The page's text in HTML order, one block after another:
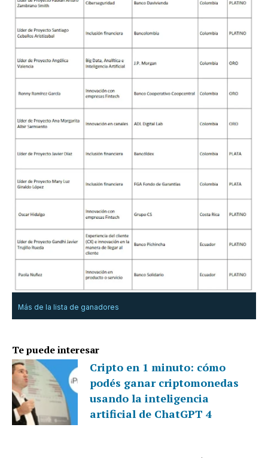
Más de la lista de ganadores
Te puede interesar
Cripto en 1 minuto: cómo
podés ganar criptomonedas
usando la inteligencia
artificial de ChatGPT 4